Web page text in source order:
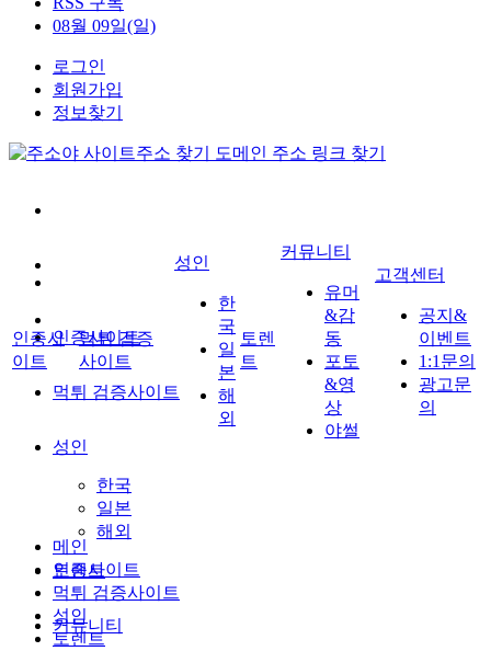
08월 09일(일)
로그인
회원가입
정보찾기
인증사이트
먹튀 검증사이트
성인
한국
일본
해외
토렌트
커뮤니티
인증사
이트
먹튀 검증
사이트
성인
한
국
일
본
해
외
토렌
트
커뮤니티
유머
&감
동
포토
&영
상
야썰
고객센터
공지&
이벤트
1:1문의
광고문
의
메인
인증사이트
먹튀 검증사이트
성인
토렌트